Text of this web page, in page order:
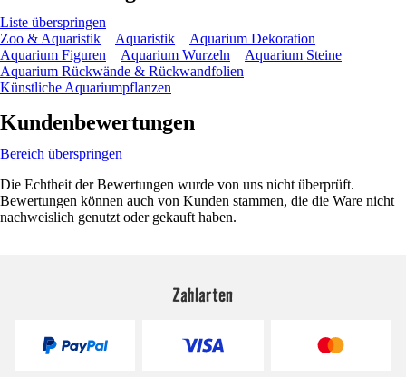
Liste überspringen
Zoo & Aquaristik
Aquaristik
Aquarium Dekoration
Aquarium Figuren
Aquarium Wurzeln
Aquarium Steine
Aquarium Rückwände & Rückwandfolien
Künstliche Aquariumpflanzen
Kundenbewertungen
Bereich überspringen
Die Echtheit der Bewertungen wurde von uns nicht überprüft.
Bewertungen können auch von Kunden stammen, die die Ware nicht
nachweislich genutzt oder gekauft haben.
Zahlarten